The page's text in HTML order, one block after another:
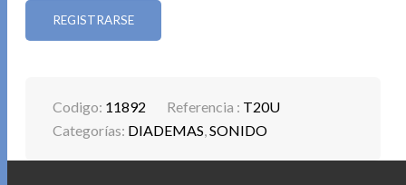
Una excelente alternativa para teletrabajo, educación
virtual, atención al cliente y entretenimiento con un audio
REGISTRARSE
Codigo: 11892 Referencia : T20U
Categorías: DIADEMAS,SONIDO